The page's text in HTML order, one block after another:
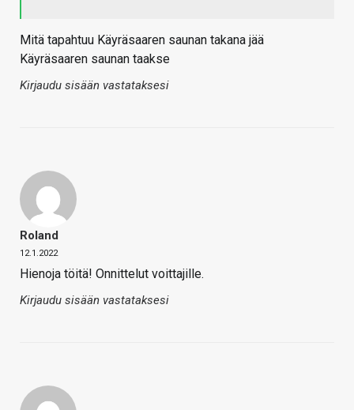
Mitä tapahtuu Käyräsaaren saunan takana jää
Käyräsaaren saunan taakse
Kirjaudu sisään vastataksesi
Roland
12.1.2022
Hienoja töitä! Onnittelut voittajille.
Kirjaudu sisään vastataksesi